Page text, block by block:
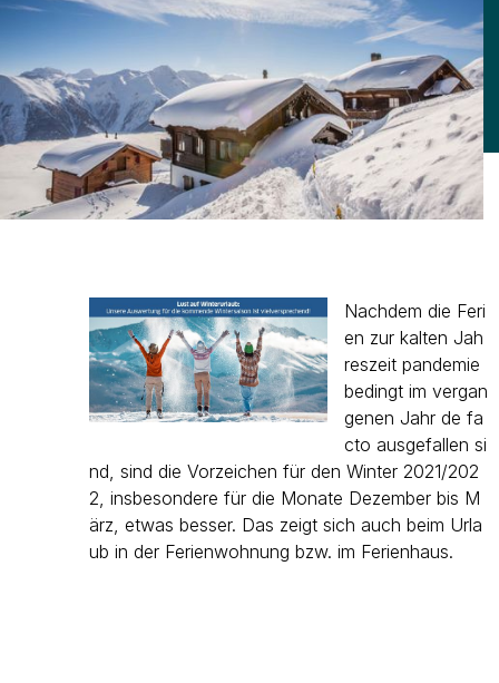
Nachdem die Feri
en zur kalten Jah
reszeit pandemie
bedingt im vergan
genen Jahr de fa
cto ausgefallen si
nd, sind die Vorzeichen für den Winter 2021/202
2, insbesondere für die Monate Dezember bis M
ärz, etwas besser. Das zeigt sich auch beim Urla
ub in der Ferienwohnung bzw. im Ferienhaus.